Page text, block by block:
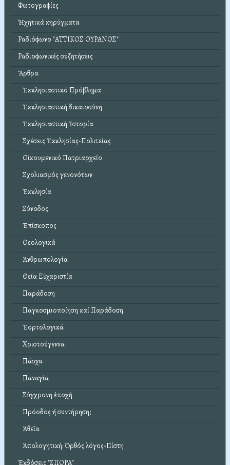
Φωτογραφίες
Ἠχητικά κηρύγματα
Ραδιόφωνο "ΑΤΤΙΚΟΣ ΟΥΡΑΝΟΣ"
Ραδιοφωνικές συζητήσεις
Ἄρθρα
Ἐκκλησιαστικό Πρόβλημα
Ἐκκλησιαστική δικαιοσύνη
Ἐκκλησιαστική Ἱστορία
Σχέσεις Ἐκκλησίας-Πολιτείας
Οἰκουμενικό Πατριαρχεῖο
Σχολιασμός γενονότων
Ἐκκλησία
Σύνοδος
Ἐπίσκοπος
Θεολογικά
Ἀνθρωπολογία
Θεία Εὐχαριστία
Παράδοση
Παγκοσμιοποίηση καί Παράδοση
Ἑορτολογικά
Χριστούγεννα
Πάσχα
Παναγία
Σύγχρονη ἐποχή
Πρόοδος ἤ συντήρηση;
Ἀθεΐα
Ἀπολογητική: Ὀρθός λόγος-Πίστη
Ἐκδόσεις "ΣΠΟΡΑ"